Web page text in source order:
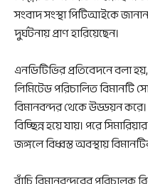
সংবাদ সংস্থা পিটিআইকে
দুর্ঘটনায় প্রাণ হারিয়েছেন।
এনডিটিভির প্রতিবেদনে বলা
লিমিটেড পরিচালিত বিমানটি
বিমানবন্দর থেকে উড্ডয়ন
বিচ্ছিন্ন হয়ে যায়। পরে
জঙ্গলে বিধ্বস্ত অবস্থায়